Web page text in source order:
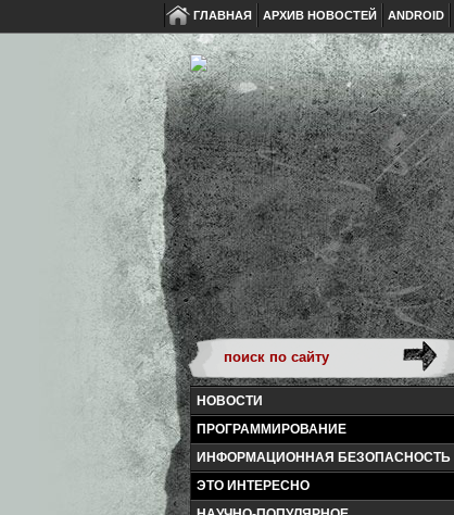
ГЛАВНАЯ АРХИВ НОВОСТЕЙ ANDROID
НОВОСТИ
ПРОГРАММИРОВАНИЕ
ИНФОРМАЦИОННАЯ БЕЗОПАСНОСТЬ
ЭТО ИНТЕРЕСНО